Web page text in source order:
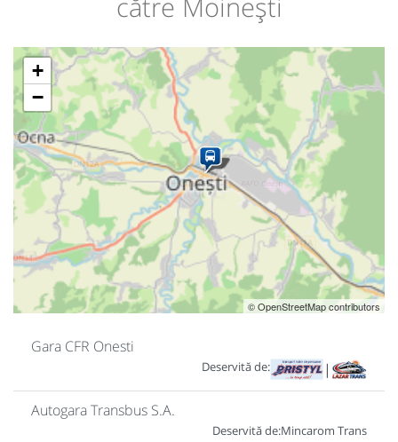
+
−
© OpenStreetMap contributors
Gara CFR Onesti
Deservită de: |
Autogara Transbus S.A.
Deservită de:Mincarom Trans